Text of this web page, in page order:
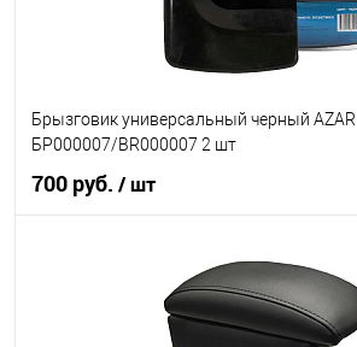
Брызговик универсальный черный
БР000007/BR000007 2 шт
700 руб. / шт
В